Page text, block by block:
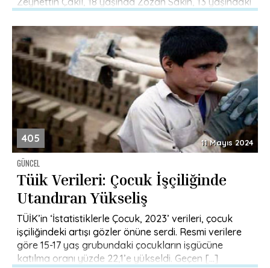
[…]
405 11 Mayıs 2024
GÜNCEL
Tüik Verileri: Çocuk İşçiliğinde
Utandıran Yükseliş
TÜİK’in ‘İstatistiklerle Çocuk, 2023’ verileri, çocuk
işçiliğindeki artışı gözler önüne serdi. Resmi verilere
göre 15-17 yaş grubundaki çocukların işgücüne
katılma oranı yüzde 22,1’e yükseldi. Geçen […]